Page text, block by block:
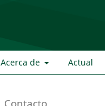
Acerca de Actual